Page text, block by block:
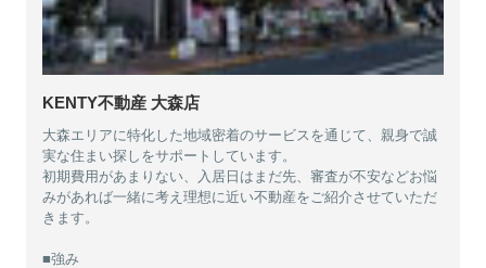
KENTY不動産 大森店
大森エリアに特化した地域密着のサービスを通じて、親身で誠
実な住まい探しをサポートしています。
初期費用があまりない、入居日はまだ先、審査が不安などお悩
みがあれば一緒に考え理想に近い不動産をご紹介させていただ
きます。
■強み